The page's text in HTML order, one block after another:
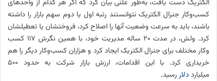
الکتریک دست یافت، به‌طور علنی بیان کرد که اگر هر کدام از واحدهای
کسب‌وکار جنرال الکتریک نتوانستند رتبه اول یا دوم سهم بازار را داشته
باشند، باید به سرعت وضعیت آنها را اصلاح کرد، فروختشان یا تعطیلشان
کرد. ولش، در مدت ۲۰ ساله مدیریت خود، با همین نگرش ۱۱۷ کسب
وکار مختلف برای جنرال الکتریک ایجاد کرد و هزاران کسب‌وکار دیگر را هم
خریداری کرد. با این اقدامات، ارزش بازار شرکت به حدود ۵۰۰
میلیارددلاررسید.